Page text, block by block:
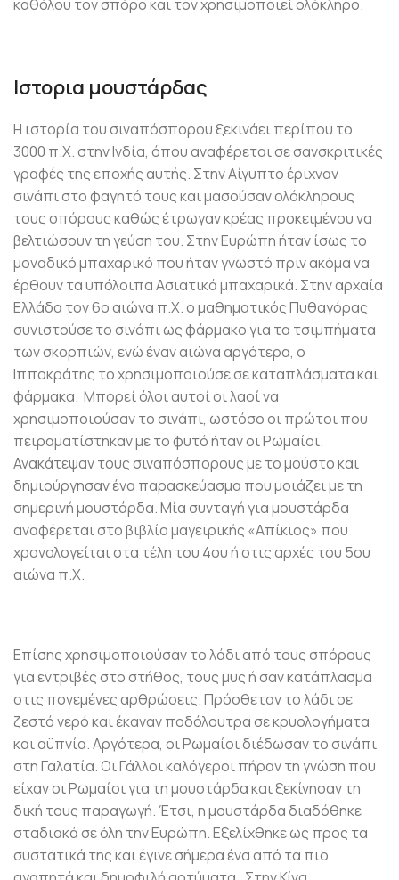
καθόλου τον σπόρο και τον χρησιμοποιεί ολόκληρο.
Ιστορια μουστάρδας
Η ιστορία του σιναπόσπορου ξεκινάει περίπου το
3000 π.Χ. στην Ινδία, όπου αναφέρεται σε σανσκριτικές
γραφές της εποχής αυτής. Στην Αίγυπτο έριχναν
σινάπι στο φαγητό τους και μασούσαν ολόκληρους
τους σπόρους καθώς έτρωγαν κρέας προκειμένου να
βελτιώσουν τη γεύση του. Στην Ευρώπη ήταν ίσως το
μοναδικό μπαχαρικό που ήταν γνωστό πριν ακόμα να
έρθουν τα υπόλοιπα Ασιατικά μπαχαρικά. Στην αρχαία
Ελλάδα τον 6ο αιώνα π.Χ. ο μαθηματικός Πυθαγόρας
συνιστούσε το σινάπι ως φάρμακο για τα τσιμπήματα
των σκορπιών, ενώ έναν αιώνα αργότερα, ο
Ιπποκράτης το χρησιμοποιούσε σε καταπλάσματα και
φάρμακα. Μπορεί όλοι αυτοί οι λαοί να
χρησιμοποιούσαν το σινάπι, ωστόσο οι πρώτοι που
πειραματίστηκαν με το φυτό ήταν οι Ρωμαίοι.
Ανακάτεψαν τους σιναπόσπορους με το μούστο και
δημιούργησαν ένα παρασκεύασμα που μοιάζει με τη
σημερινή μουστάρδα. Μία συνταγή για μουστάρδα
αναφέρεται στο βιβλίο μαγειρικής «Απίκιος» που
χρονολογείται στα τέλη του 4ου ή στις αρχές του 5ου
αιώνα π.Χ.
Επίσης χρησιμοποιούσαν το λάδι από τους σπόρους
για εντριβές στο στήθος, τους μυς ή σαν κατάπλασμα
στις πονεμένες αρθρώσεις. Πρόσθεταν το λάδι σε
ζεστό νερό και έκαναν ποδόλουτρα σε κρυολογήματα
και αϋπνία. Αργότερα, οι Ρωμαίοι διέδωσαν το σινάπι
στη Γαλατία. Οι Γάλλοι καλόγεροι πήραν τη γνώση που
είχαν οι Ρωμαίοι για τη μουστάρδα και ξεκίνησαν τη
δική τους παραγωγή. Έτσι, η μουστάρδα διαδόθηκε
σταδιακά σε όλη την Ευρώπη. Εξελίχθηκε ως προς τα
συστατικά της και έγινε σήμερα ένα από τα πιο